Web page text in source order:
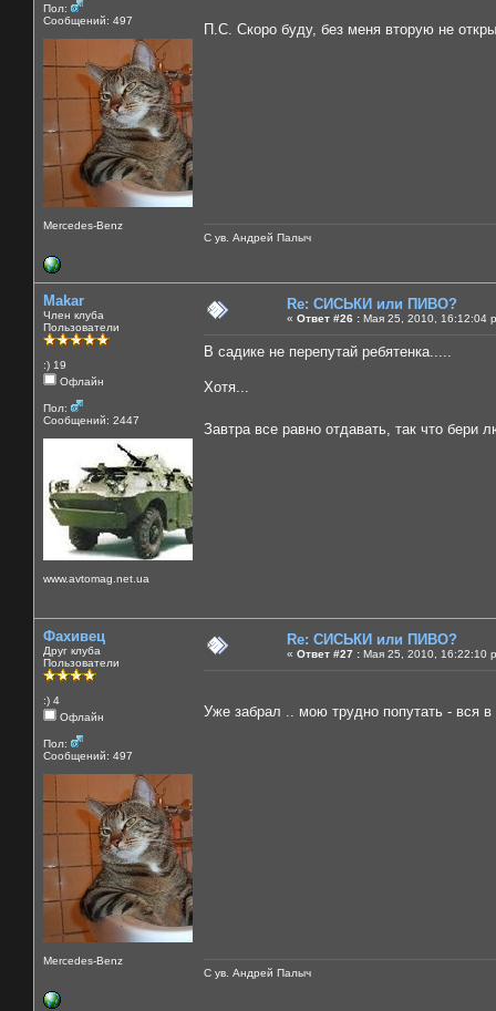
Пол:
Сообщений: 497
Mercedes-Benz
П.С. Скоро буду, без меня вторую не
С ув. Андрей Палыч
Makar
Член клуба
Пользователи
:) 19
Офлайн
Пол:
Сообщений: 2447
www.avtomag.net.ua
Re: СИСЬКИ или ПИВО?
« Ответ #26 : Мая 25, 2010, 16:12:04
В садике не перепутай ребятенка.....
Хотя...
Завтра все равно отдавать, так что бери
Фахивец
Друг клуба
Пользователи
:) 4
Офлайн
Пол:
Сообщений: 497
Mercedes-Benz
Re: СИСЬКИ или ПИВО?
« Ответ #27 : Мая 25, 2010, 16:22:10
Уже забрал .. мою трудно попутать - вся
С ув. Андрей Палыч